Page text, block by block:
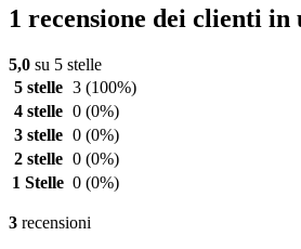
1 recensione dei clienti
5,0 su 5 stelle
5 stelle 3 (100%)
4 stelle 0 (0%)
3 stelle 0 (0%)
2 stelle 0 (0%)
1 Stelle 0 (0%)
3 recensioni